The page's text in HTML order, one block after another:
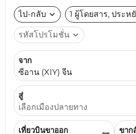
ไป-กลับ expand_more 1 ผู้โดยสาร, ประห
รหัสโปรโมชั่น expand_more
จาก
ซีอาน (XIY) จีน
สู่
เลือกเมืองปลายทาง
เที่ยวบินขาออก
ขาก